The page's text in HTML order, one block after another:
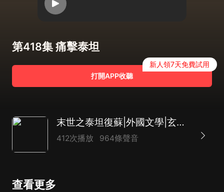
第418集 痛擊泰坦
打開APP收聽
新人領7天免費試用
末世之泰坦復蘇|外國文學|玄幻奇幻|基因技術|末日|航天|怪獸|AI
412次播放 964條聲音
查看更多